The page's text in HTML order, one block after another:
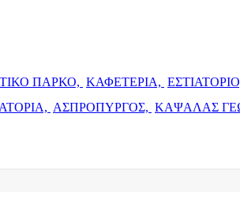
ΠΑΡΚΟ, ΚΑΦΕΤΕΡΙΑ,
ΑΣΠΡΟΠΥΡΓΟΣ, ΚΑΨΑΛΑΣ